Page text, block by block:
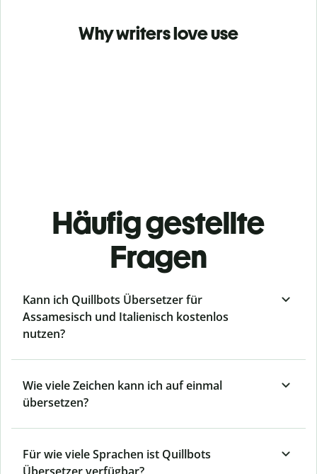
Why writers love use
Häufig gestellte
Fragen
Kann ich Quillbots Übersetzer für
Assamesisch und Italienisch kostenlos
nutzen?
Wie viele Zeichen kann ich auf einmal
übersetzen?
Für wie viele Sprachen ist Quillbots